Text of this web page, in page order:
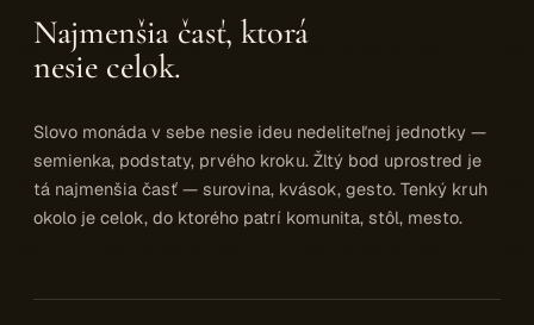
Najmenšia časť, ktorá
nesie celok.
Slovo monáda v sebe nesie ideu nedeliteľnej jednotky —
semienka, podstaty, prvého kroku. Žltý bod uprostred je
tá najmenšia časť — surovina, kvások, gesto. Tenký kruh
okolo je celok, do ktorého patrí komunita, stôl, mesto.